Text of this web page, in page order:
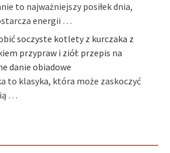
to najważniejszy posiłek dnia,
energii …
soczyste kotlety z kurczaka z
przypraw i ziół: przepis na
danie obiadowe
to klasyka, która może zaskoczyć
…